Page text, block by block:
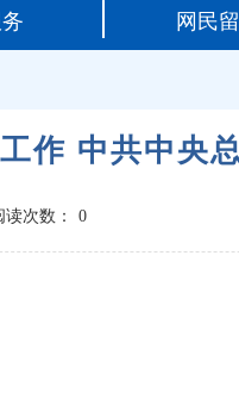
网民
作 中共中央
读次数： 0